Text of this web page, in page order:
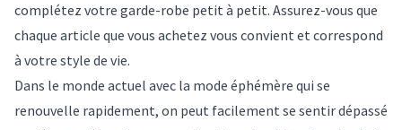
complétez votre garde-robe petit à petit. Assurez-vous que
chaque article que vous achetez vous convient et correspond
à votre style de vie.
Dans le monde actuel avec la mode éphémère qui se
renouvelle rapidement, on peut facilement se sentir dépassé